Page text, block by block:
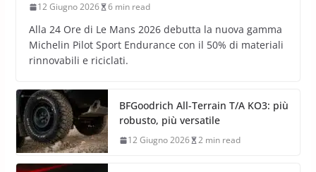
12 Giugno 2026 6 min read
Alla 24 Ore di Le Mans 2026 debutta la nuova gamma
Michelin Pilot Sport Endurance con il 50% di materiali
rinnovabili e riciclati.
BFGoodrich All-Terrain T/A KO3: più
robusto, più versatile
12 Giugno 2026 2 min read